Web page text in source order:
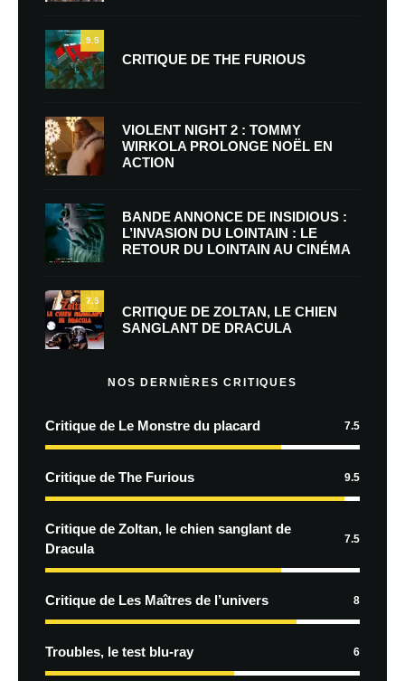
9.5
CRITIQUE DE THE FURIOUS
VIOLENT NIGHT 2 : TOMMY
WIRKOLA PROLONGE NOËL EN
ACTION
BANDE ANNONCE DE INSIDIOUS :
L’INVASION DU LOINTAIN : LE
RETOUR DU LOINTAIN AU CINÉMA
7.5
CRITIQUE DE ZOLTAN, LE CHIEN
SANGLANT DE DRACULA
NOS DERNIÈRES CRITIQUES
Critique de Le Monstre du placard 7.5
Critique de The Furious 9.5
Critique de Zoltan, le chien sanglant de
Dracula
7.5
Critique de Les Maîtres de l’univers 8
Troubles, le test blu-ray 6